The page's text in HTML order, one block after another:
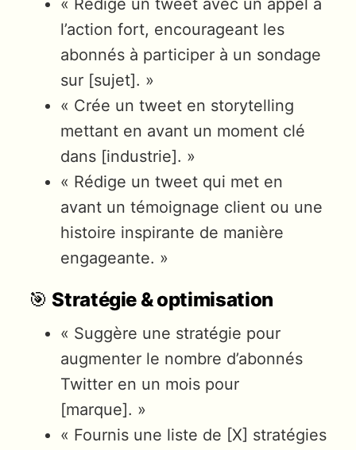
« Rédige un tweet avec un appel à
l’action fort, encourageant les
abonnés à participer à un sondage
sur [sujet]. »
« Crée un tweet en storytelling
mettant en avant un moment clé
dans [industrie]. »
« Rédige un tweet qui met en
avant un témoignage client ou une
histoire inspirante de manière
engageante. »
🎯Stratégie & optimisation
« Suggère une stratégie pour
augmenter le nombre d’abonnés
Twitter en un mois pour
[marque]. »
« Fournis une liste de [X] stratégies